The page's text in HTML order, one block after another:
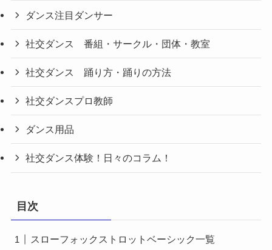
ダンス注目ダンサー
社交ダンス 番組・サークル・団体・教室
社交ダンス 踊り方・踊りの方法
社交ダンスプロ教師
ダンス用品
社交ダンス体験！日々のコラム！
目次
スローフォックストロットベーシック一覧